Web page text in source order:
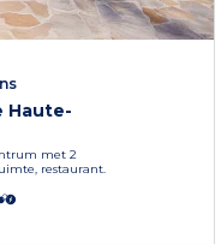
Haute-
met 2
restaurant.